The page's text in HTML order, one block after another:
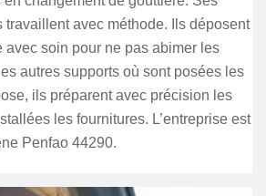
travaillent avec méthode. Ils déposent
avec soin pour ne pas abimer les
autres supports où sont posées les
ils préparent avec précision les
les fournitures. L’entreprise est
Penfao 44290.